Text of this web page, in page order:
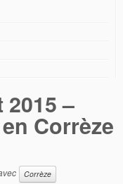
2015 –
Corrèze
Corrèze